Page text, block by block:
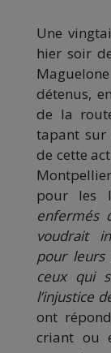
Une
hier soir
détenus,
de la
tapant sur
de cette
pour les
enfermés
voudrait
pour leurs
ceux qui
l’injustice
ont
criant ou